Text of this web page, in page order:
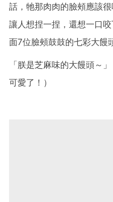
話，牠那肉肉的臉頰應該
讓人想捏一捏，還想一口
面7位臉頰鼓鼓的七彩大饅
「朕是芝麻味的大饅頭～
可愛了！）